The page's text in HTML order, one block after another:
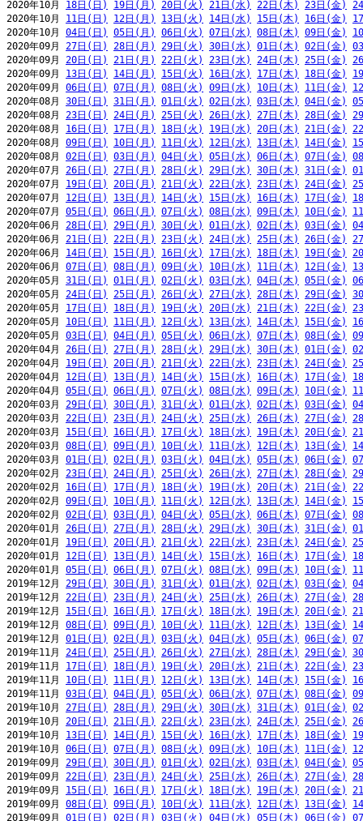
2020年10月 18日(日) 19日(月) 20日(火) 21日(水) 22日(木) 23日(金)
2020年10月 11日(日) 12日(月) 13日(火) 14日(水) 15日(木) 16日(金)
2020年10月 04日(日) 05日(月) 06日(火) 07日(水) 08日(木) 09日(金)
2020年09月 27日(日) 28日(月) 29日(火) 30日(水) 01日(木) 02日(金)
2020年09月 20日(日) 21日(月) 22日(火) 23日(水) 24日(木) 25日(金)
2020年09月 13日(日) 14日(月) 15日(火) 16日(水) 17日(木) 18日(金)
2020年09月 06日(日) 07日(月) 08日(火) 09日(水) 10日(木) 11日(金)
2020年08月 30日(日) 31日(月) 01日(火) 02日(水) 03日(木) 04日(金)
2020年08月 23日(日) 24日(月) 25日(火) 26日(水) 27日(木) 28日(金)
2020年08月 16日(日) 17日(月) 18日(火) 19日(水) 20日(木) 21日(金)
2020年08月 09日(日) 10日(月) 11日(火) 12日(水) 13日(木) 14日(金)
2020年08月 02日(日) 03日(月) 04日(火) 05日(水) 06日(木) 07日(金)
2020年07月 26日(日) 27日(月) 28日(火) 29日(水) 30日(木) 31日(金)
2020年07月 19日(日) 20日(月) 21日(火) 22日(水) 23日(木) 24日(金)
2020年07月 12日(日) 13日(月) 14日(火) 15日(水) 16日(木) 17日(金)
2020年07月 05日(日) 06日(月) 07日(火) 08日(水) 09日(木) 10日(金)
2020年06月 28日(日) 29日(月) 30日(火) 01日(水) 02日(木) 03日(金)
2020年06月 21日(日) 22日(月) 23日(火) 24日(水) 25日(木) 26日(金)
2020年06月 14日(日) 15日(月) 16日(火) 17日(水) 18日(木) 19日(金)
2020年06月 07日(日) 08日(月) 09日(火) 10日(水) 11日(木) 12日(金)
2020年05月 31日(日) 01日(月) 02日(火) 03日(水) 04日(木) 05日(金)
2020年05月 24日(日) 25日(月) 26日(火) 27日(水) 28日(木) 29日(金)
2020年05月 17日(日) 18日(月) 19日(火) 20日(水) 21日(木) 22日(金)
2020年05月 10日(日) 11日(月) 12日(火) 13日(水) 14日(木) 15日(金)
2020年05月 03日(日) 04日(月) 05日(火) 06日(水) 07日(木) 08日(金)
2020年04月 26日(日) 27日(月) 28日(火) 29日(水) 30日(木) 01日(金)
2020年04月 19日(日) 20日(月) 21日(火) 22日(水) 23日(木) 24日(金)
2020年04月 12日(日) 13日(月) 14日(火) 15日(水) 16日(木) 17日(金)
2020年04月 05日(日) 06日(月) 07日(火) 08日(水) 09日(木) 10日(金)
2020年03月 29日(日) 30日(月) 31日(火) 01日(水) 02日(木) 03日(金)
2020年03月 22日(日) 23日(月) 24日(火) 25日(水) 26日(木) 27日(金)
2020年03月 15日(日) 16日(月) 17日(火) 18日(水) 19日(木) 20日(金)
2020年03月 08日(日) 09日(月) 10日(火) 11日(水) 12日(木) 13日(金)
2020年03月 01日(日) 02日(月) 03日(火) 04日(水) 05日(木) 06日(金)
2020年02月 23日(日) 24日(月) 25日(火) 26日(水) 27日(木) 28日(金)
2020年02月 16日(日) 17日(月) 18日(火) 19日(水) 20日(木) 21日(金)
2020年02月 09日(日) 10日(月) 11日(火) 12日(水) 13日(木) 14日(金)
2020年02月 02日(日) 03日(月) 04日(火) 05日(水) 06日(木) 07日(金)
2020年01月 26日(日) 27日(月) 28日(火) 29日(水) 30日(木) 31日(金)
2020年01月 19日(日) 20日(月) 21日(火) 22日(水) 23日(木) 24日(金)
2020年01月 12日(日) 13日(月) 14日(火) 15日(水) 16日(木) 17日(金)
2020年01月 05日(日) 06日(月) 07日(火) 08日(水) 09日(木) 10日(金)
2019年12月 29日(日) 30日(月) 31日(火) 01日(水) 02日(木) 03日(金)
2019年12月 22日(日) 23日(月) 24日(火) 25日(水) 26日(木) 27日(金)
2019年12月 15日(日) 16日(月) 17日(火) 18日(水) 19日(木) 20日(金)
2019年12月 08日(日) 09日(月) 10日(火) 11日(水) 12日(木) 13日(金)
2019年12月 01日(日) 02日(月) 03日(火) 04日(水) 05日(木) 06日(金)
2019年11月 24日(日) 25日(月) 26日(火) 27日(水) 28日(木) 29日(金)
2019年11月 17日(日) 18日(月) 19日(火) 20日(水) 21日(木) 22日(金)
2019年11月 10日(日) 11日(月) 12日(火) 13日(水) 14日(木) 15日(金)
2019年11月 03日(日) 04日(月) 05日(火) 06日(水) 07日(木) 08日(金)
2019年10月 27日(日) 28日(月) 29日(火) 30日(水) 31日(木) 01日(金)
2019年10月 20日(日) 21日(月) 22日(火) 23日(水) 24日(木) 25日(金)
2019年10月 13日(日) 14日(月) 15日(火) 16日(水) 17日(木) 18日(金)
2019年10月 06日(日) 07日(月) 08日(火) 09日(水) 10日(木) 11日(金)
2019年09月 29日(日) 30日(月) 01日(火) 02日(水) 03日(木) 04日(金)
2019年09月 22日(日) 23日(月) 24日(火) 25日(水) 26日(木) 27日(金)
2019年09月 15日(日) 16日(月) 17日(火) 18日(水) 19日(木) 20日(金)
2019年09月 08日(日) 09日(月) 10日(火) 11日(水) 12日(木) 13日(金)
2019年09月 01日(日) 02日(月) 03日(火) 04日(水) 05日(木) 06日(金)